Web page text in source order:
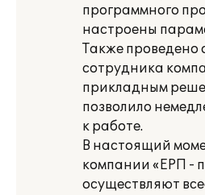
программного
настроены
Также проведено
сотрудника
прикладным
позволило
к работе.
В настоящий
компании «ЕРП -
осуществляют